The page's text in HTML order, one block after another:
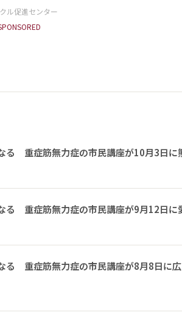
ル促進センター
る 重症筋無力症の市民講座が10月3日に
る 重症筋無力症の市民講座が9月12日に
る 重症筋無力症の市民講座が8月8日に